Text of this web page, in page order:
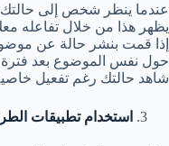
عندما ينظر شخص إلى
يظهر هذا من خلال تفاعله
إذا قمت بنشر حالة عن
حول نفس الموضوع بعد فترة
شاهد حالتك رغم تفعيل
استخدام تطبيقات